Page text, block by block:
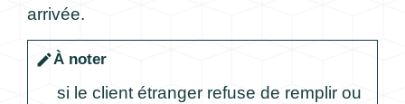
arrivée.
editÀ noter
si le client étranger refuse de remplir ou